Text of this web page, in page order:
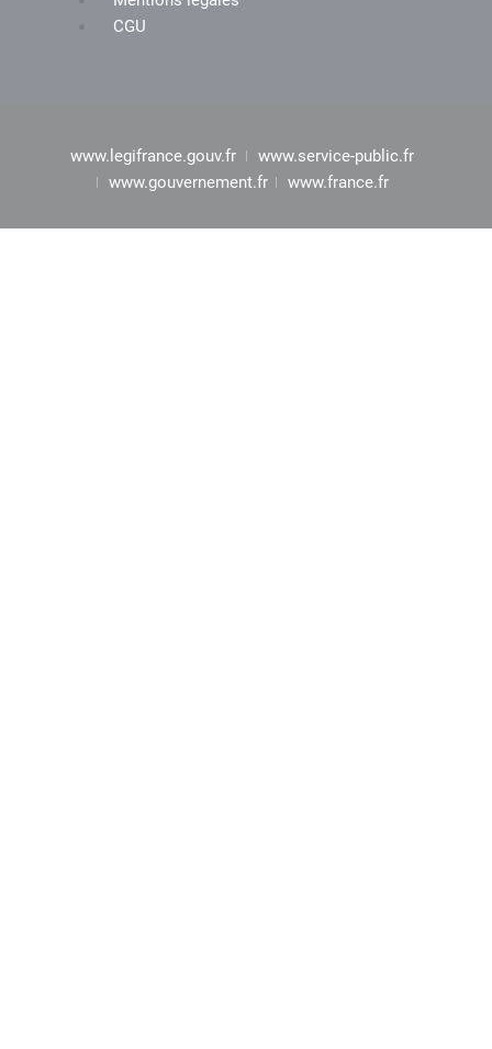
CGU
www.legifrance.gouv.fr
www.service-public.fr
www.gouvernement.fr
www.france.fr